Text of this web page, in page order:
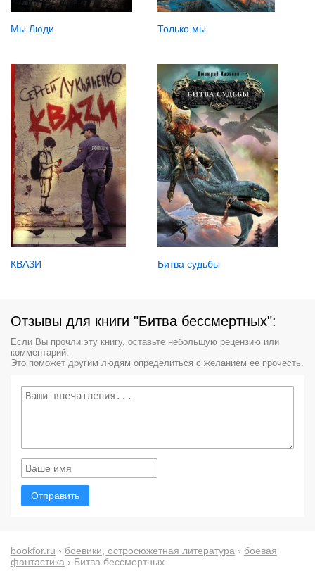
Мы Люди Только мы
КВАЗИ Битва судьбы
Отзывы для книги "Битва бессмертных":
Если Вы прочли эту книгу, оставьте небольшую рецензию или
комментарий.
Это поможет другим людям определиться с желанием ее прочесть.
Отправить
bookfor.ru › боевики, остросюжетная литература › боевая
фантастика › Битва бессмертных